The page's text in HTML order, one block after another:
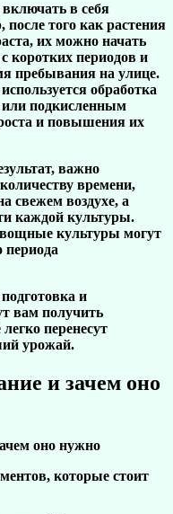
в себя
того как растения
их можно начать
коротких периодов и
пребывания на улице.
обработка
подкисленным
и повышения их
важно
времени,
свежем воздухе, а
каждой культуры.
культуры могут
периода
и
вам получить
перенесут
урожай.
и зачем оно
которые стоит